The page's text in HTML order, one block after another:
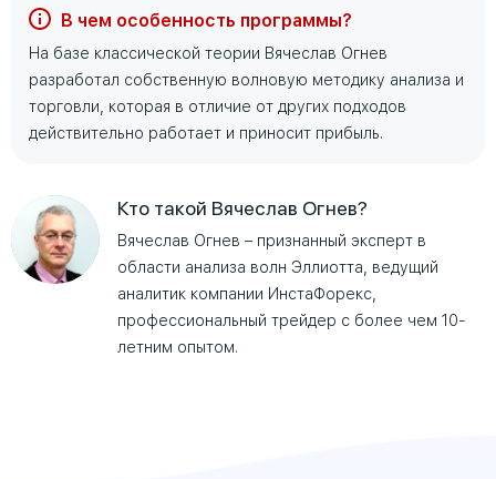
В чем особенность программы?
На базе классической теории Вячеслав Огнев
разработал собственную волновую методику анализа и
торговли, которая в отличие от других подходов
действительно работает и приносит прибыль.
Кто такой Вячеслав Огнев?
Вячеслав Огнев – признанный эксперт в
области анализа волн Эллиотта, ведущий
аналитик компании ИнстаФорекс,
профессиональный трейдер с более чем 10-
летним опытом.